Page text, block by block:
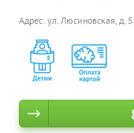
Адрес: ул. Люсиновская, д.